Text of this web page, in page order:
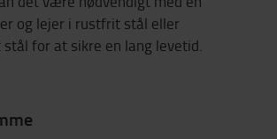
og lejer i rustfrit stål eller
for at sikre en lang levetid.